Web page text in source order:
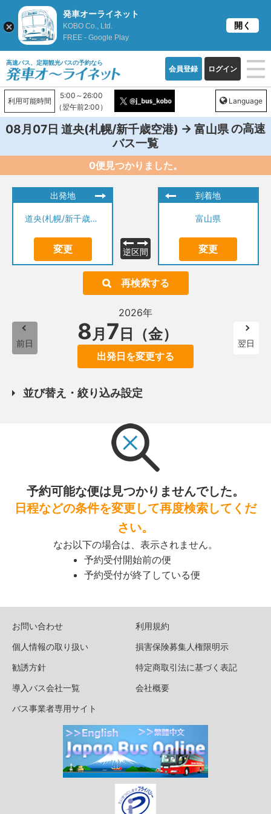
高速バス、定期観光バスの予約なら
会員登録 ログイン
利用可能時間
5:00～26:00
（翌午前2:00）
Language
08月07日 道央(札幌/新千歳空港) → 富山県の高速
バス一覧
0便見つかりました。
出発地
道央(札幌/新千歳空港)
変更 逆区間
到着地
富山県
変更
再検索する
前日
2026年
8月 7 日（金）
出発日を変更する
翌日
並び替え・絞り込み設定
予約可能な便は見つかりませんでした。
日程などの条件を変更して再度検索してくだ
さい。
なお以下の場合は、表示されません。
予約受付開始前の便
予約受付が終了している便
お問い合わせ
利用規約
個人情報の取り扱い
損害保険募集人権限明示
勧誘方針
特定商取引法に基づく表記
導入バス会社一覧
会社概要
バス事業者専用サイト
発車オーライネット
KOBO Co., Ltd.
FREE - Google Play
開く